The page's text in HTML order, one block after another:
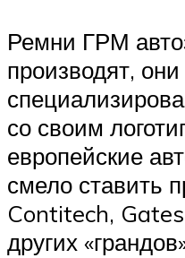
Ремни ГРМ
производят,
со своим
европейские
смело ставить
Contitech,
других